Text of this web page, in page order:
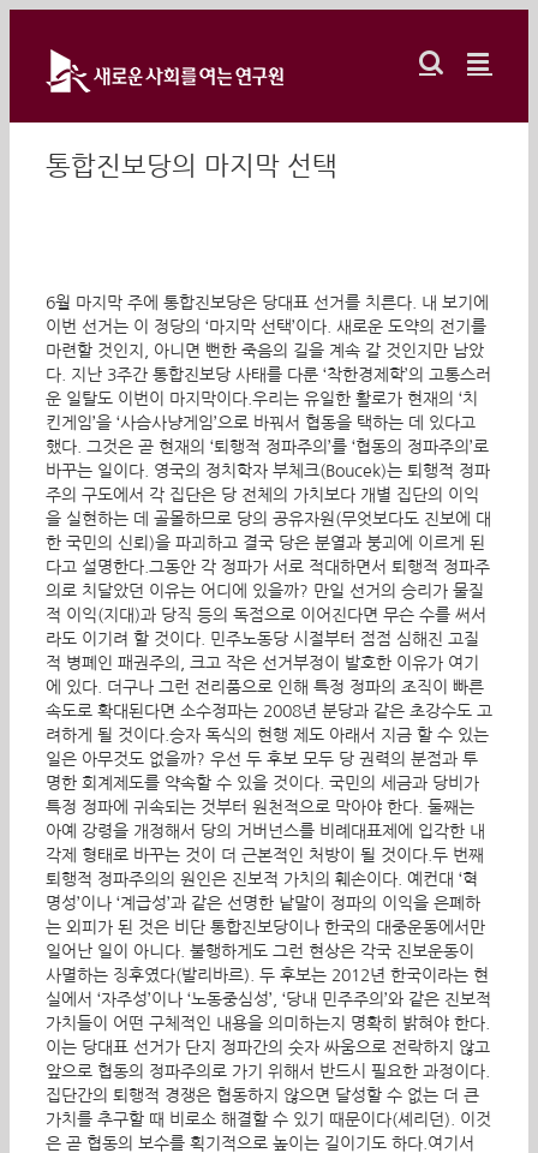
content
통합진보당의 마지막 선택
6월 마지막 주에 통합진보당은 당대표 선거를 치른다. 내 보기에
이번 선거는 이 정당의 ‘마지막 선택’이다. 새로운 도약의 전기를
마련할 것인지, 아니면 뻔한 죽음의 길을 계속 갈 것인지만 남았
다. 지난 3주간 통합진보당 사태를 다룬 ‘착한경제학’의 고통스러
운 일탈도 이번이 마지막이다.우리는 유일한 활로가 현재의 ‘치
킨게임’을 ‘사슴사냥게임’으로 바꿔서 협동을 택하는 데 있다고
했다. 그것은 곧 현재의 ‘퇴행적 정파주의’를 ‘협동의 정파주의’로
바꾸는 일이다. 영국의 정치학자 부체크(Boucek)는 퇴행적 정파
주의 구도에서 각 집단은 당 전체의 가치보다 개별 집단의 이익
을 실현하는 데 골몰하므로 당의 공유자원(무엇보다도 진보에 대
한 국민의 신뢰)을 파괴하고 결국 당은 분열과 붕괴에 이르게 된
다고 설명한다.그동안 각 정파가 서로 적대하면서 퇴행적 정파주
의로 치달았던 이유는 어디에 있을까? 만일 선거의 승리가 물질
적 이익(지대)과 당직 등의 독점으로 이어진다면 무슨 수를 써서
라도 이기려 할 것이다. 민주노동당 시절부터 점점 심해진 고질
적 병폐인 패권주의, 크고 작은 선거부정이 발호한 이유가 여기
에 있다. 더구나 그런 전리품으로 인해 특정 정파의 조직이 빠른
속도로 확대된다면 소수정파는 2008년 분당과 같은 초강수도 고
려하게 될 것이다.승자 독식의 현행 제도 아래서 지금 할 수 있는
일은 아무것도 없을까? 우선 두 후보 모두 당 권력의 분점과 투
명한 회계제도를 약속할 수 있을 것이다. 국민의 세금과 당비가
특정 정파에 귀속되는 것부터 원천적으로 막아야 한다. 둘째는
아예 강령을 개정해서 당의 거버넌스를 비례대표제에 입각한 내
각제 형태로 바꾸는 것이 더 근본적인 처방이 될 것이다.두 번째
퇴행적 정파주의의 원인은 진보적 가치의 훼손이다. 예컨대 ‘혁
명성’이나 ‘계급성’과 같은 선명한 낱말이 정파의 이익을 은폐하
는 외피가 된 것은 비단 통합진보당이나 한국의 대중운동에서만
일어난 일이 아니다. 불행하게도 그런 현상은 각국 진보운동이
사멸하는 징후였다(발리바르). 두 후보는 2012년 한국이라는 현
실에서 ‘자주성’이나 ‘노동중심성’, ‘당내 민주주의’와 같은 진보적
가치들이 어떤 구체적인 내용을 의미하는지 명확히 밝혀야 한다.
이는 당대표 선거가 단지 정파간의 숫자 싸움으로 전락하지 않고
앞으로 협동의 정파주의로 가기 위해서 반드시 필요한 과정이다.
집단간의 퇴행적 경쟁은 협동하지 않으면 달성할 수 없는 더 큰
가치를 추구할 때 비로소 해결할 수 있기 때문이다(셰리던). 이것
은 곧 협동의 보수를 획기적으로 높이는 길이기도 하다.여기서